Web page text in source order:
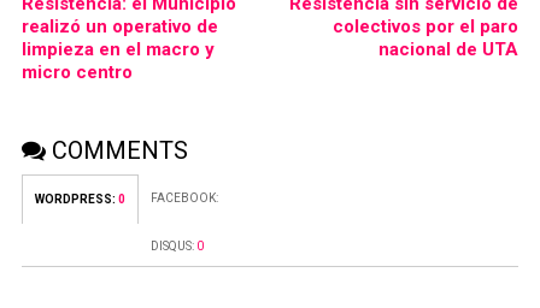
realizó un operativo de
limpieza en el macro y
micro centro
colectivos por el paro
nacional de UTA
COMMENTS
WORDPRESS: 0 FACEBOOK:
DISQUS: 0